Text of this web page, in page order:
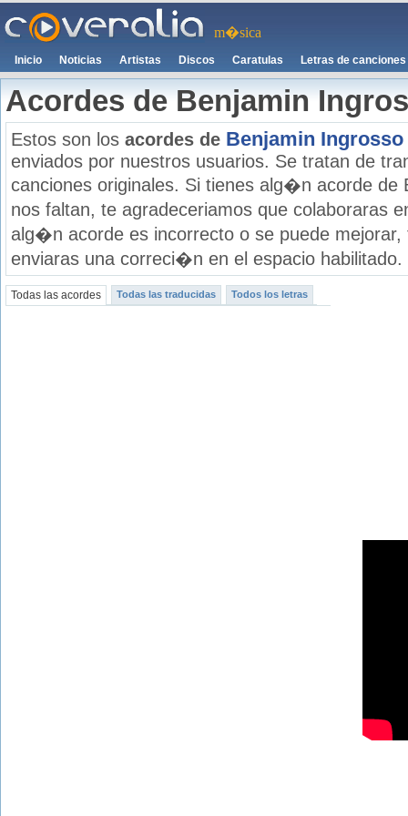
m�sica
Inicio Noticias Artistas Discos Caratulas Letras de canciones
Acordes de Benjamin
Estos son los acordes de Benjamin Ingrosso
enviados por nuestros usuarios. Se tratan de
canciones originales. Si tienes alg�n acorde de
nos faltan, te agradeceriamos que colaboraras
alg�n acorde es incorrecto o se puede
enviaras una correci�n en el espacio habilitado.
Todas las acordes Todas las traducidas Todos los letras